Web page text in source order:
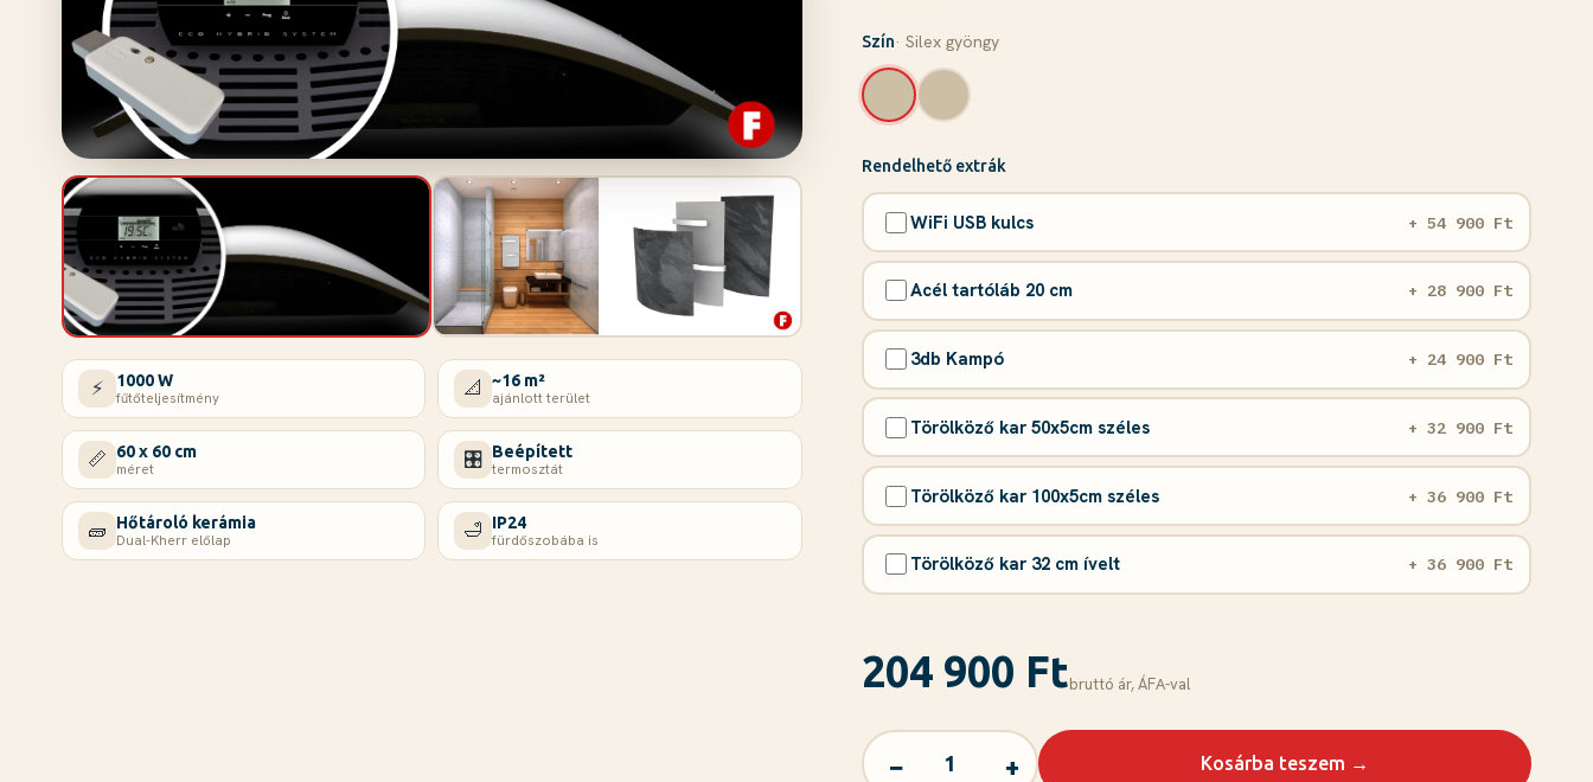
⚡ 1000 W
fűtőteljesítmény 📐 ~16 m²
ajánlott terület
📏 60 x 60 cm
méret 🎛️ Beépített
termosztát
🧱 Hőtároló kerámia
Dual-Kherr előlap 🛁 IP24
fürdőszobába is
Szín· Silex gyöngy
Rendelhető extrák
WiFi USB kulcs + 54 900 Ft
Acél tartóláb 20 cm + 28 900 Ft
3db Kampó + 24 900 Ft
Törölköző kar 50x5cm széles + 32 900 Ft
Törölköző kar 100x5cm széles + 36 900 Ft
Törölköző kar 32 cm ívelt + 36 900 Ft
204 900 Ftbruttó ár, ÁFА-val
− + Kosárba teszem →